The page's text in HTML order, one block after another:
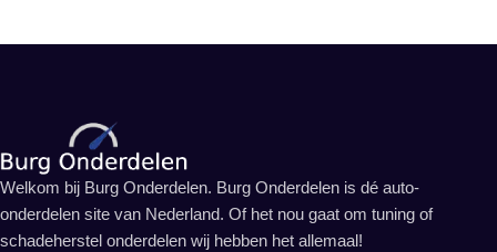
Welkom bij Burg Onderdelen. Burg Onderdelen is dé auto-
onderdelen site van Nederland. Of het nou gaat om tuning of
schadeherstel onderdelen wij hebben het allemaal!